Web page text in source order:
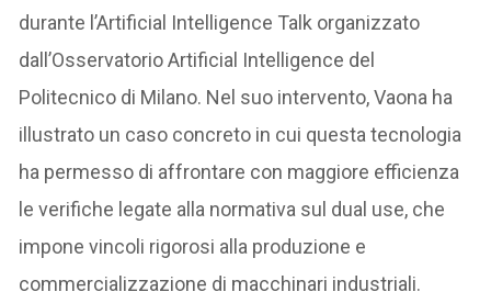
durante l’Artificial Intelligence Talk organizzato
dall’Osservatorio Artificial Intelligence del
Politecnico di Milano. Nel suo intervento, Vaona ha
illustrato un caso concreto in cui questa tecnologia
ha permesso di affrontare con maggiore efficienza
le verifiche legate alla normativa sul dual use, che
impone vincoli rigorosi alla produzione e
commercializzazione di macchinari industriali.